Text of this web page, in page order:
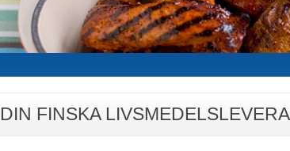
DIN FINSKA